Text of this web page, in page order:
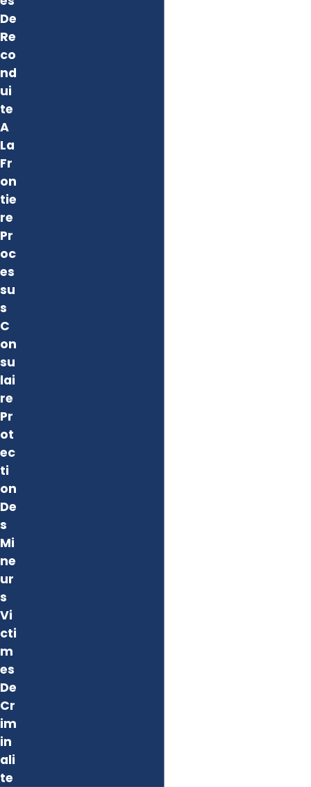
De
Re
co
nd
ui
te
A
La
Fr
on
tie
re
Pr
oc
es
su
s
C
on
su
lai
re
Pr
ot
ec
ti
on
De
s
Mi
ne
ur
s
Vi
cti
m
es
De
Cr
im
in
ali
te